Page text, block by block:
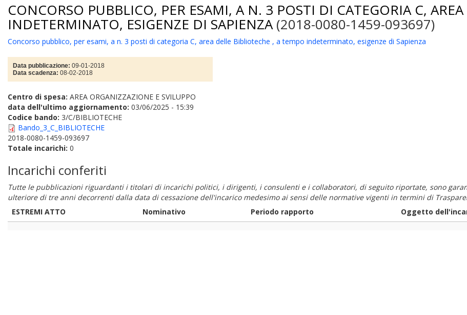
CONCORSO PUBBLICO, PER ESAMI, A N. 3 POSTI DI CATEGORIA C,
INDETERMINATO, ESIGENZE DI SAPIENZA(2018-0080-1459-093697)
Concorso pubblico, per esami, a n. 3 posti di categoria C, area delle Biblioteche , a tempo indeterminato, esigenze di Sapienza
Data pubblicazione: 09-01-2018
Data scadenza: 08-02-2018
Centro di spesa: AREA ORGANIZZAZIONE E SVILUPPO
data dell'ultimo aggiornamento: 03/06/2025 - 15:39
Codice bando: 3/C/BIBLIOTECHE
Bando_3_C_BIBLIOTECHE
2018-0080-1459-093697
Totale incarichi: 0
Incarichi conferiti
Tutte le pubblicazioni riguardanti i titolari di incarichi politici, i dirigenti, i consulenti e i collaboratori, di seguito riportate, sono
ulteriore di tre anni decorrenti dalla data di cessazione dell'incarico medesimo ai sensi delle normative vigenti in termini di
ESTREMI ATTO
Nominativo Periodo rapporto Oggetto